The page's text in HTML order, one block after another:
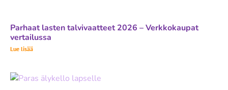
Parhaat lasten talvivaatteet 2026 – Verkkokaupat
vertailussa
Lue lisää